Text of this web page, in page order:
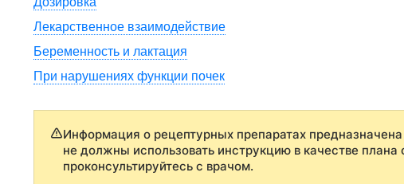
Лекарственное взаимодействие
Беременность и лактация
При нарушениях функции почек
Информация о рецептурных препаратах
не должны использовать инструкцию в качестве
проконсультируйтесь с врачом.